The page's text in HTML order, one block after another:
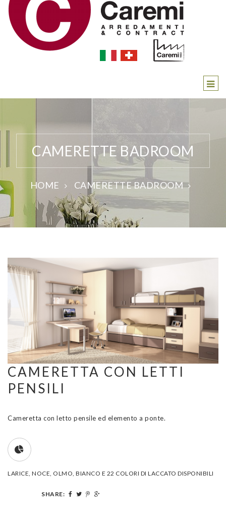
CAMERETTE BADROOM
HOME CAMERETTE BADROOM
CAMERETTA CON LETTI
PENSILI
Cameretta con letto pensile ed elemento a ponte.
LARICE, NOCE, OLMO, BIANCO E 22 COLORI DI LACCATO DISPONIBILI
SHARE: